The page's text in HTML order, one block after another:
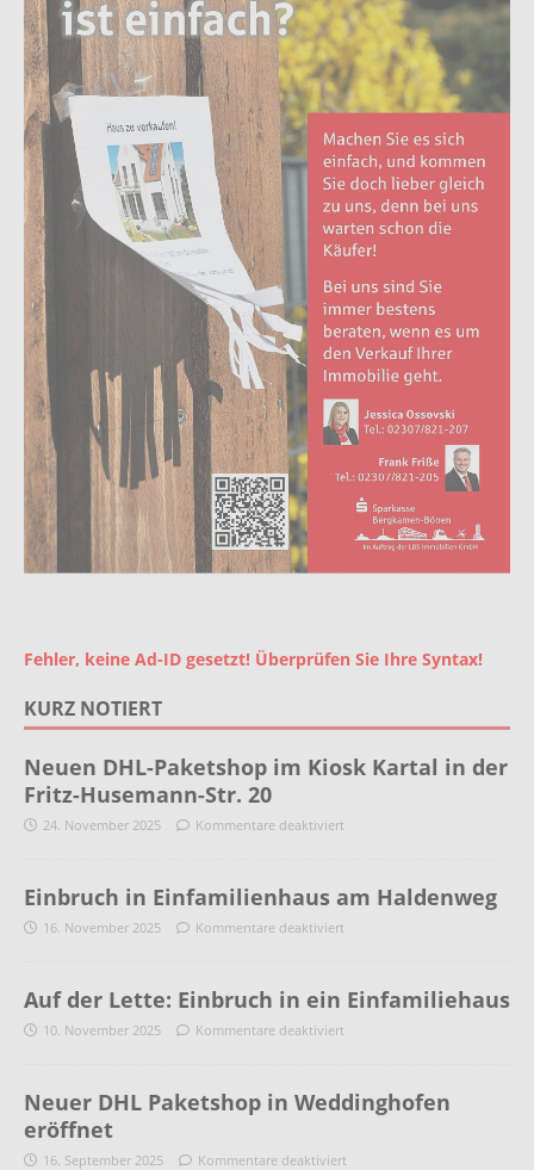
Fehler, keine Ad-ID gesetzt! Überprüfen Sie Ihre Syntax!
KURZ NOTIERT
Neuen DHL-Paketshop im Kiosk Kartal in der
Fritz-Husemann-Str. 20
24. November 2025 Kommentare deaktiviert
Einbruch in Einfamilienhaus am Haldenweg
16. November 2025 Kommentare deaktiviert
Auf der Lette: Einbruch in ein Einfamiliehaus
10. November 2025 Kommentare deaktiviert
Neuer DHL Paketshop in Weddinghofen
eröffnet
16. September 2025 Kommentare deaktiviert